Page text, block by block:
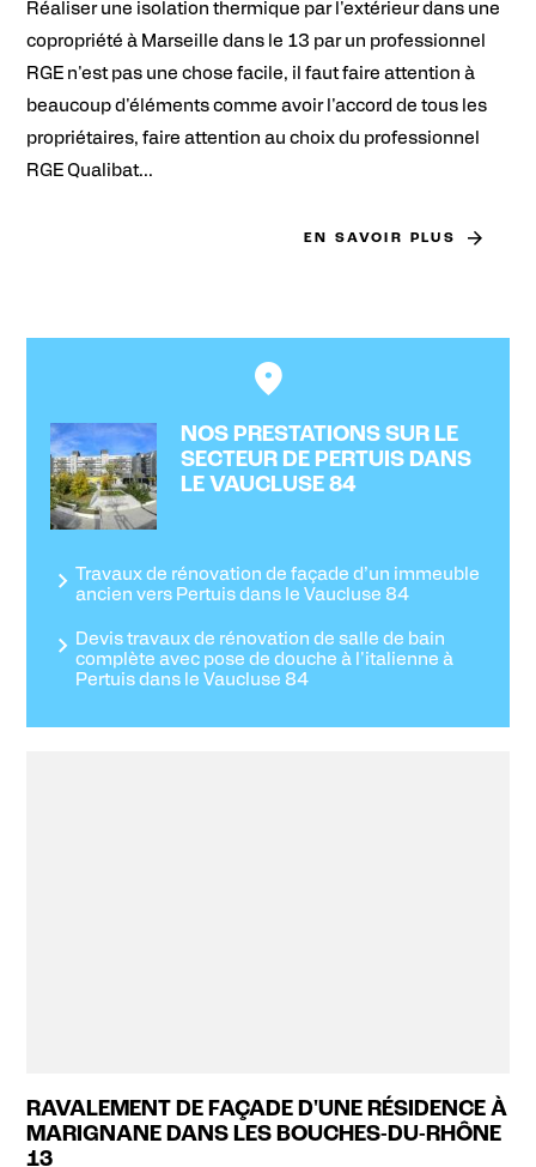
Réaliser une isolation thermique par l'extérieur dans une
copropriété à Marseille dans le 13 par un professionnel
RGE n'est pas une chose facile, il faut faire attention à
beaucoup d'éléments comme avoir l'accord de tous les
propriétaires, faire attention au choix du professionnel
RGE Qualibat...
EN SAVOIR PLUS
NOS PRESTATIONS SUR LE
SECTEUR DE PERTUIS DANS
LE VAUCLUSE 84
Travaux de rénovation de façade d’un immeuble
ancien vers Pertuis dans le Vaucluse 84
Devis travaux de rénovation de salle de bain
complète avec pose de douche à l'italienne à
Pertuis dans le Vaucluse 84
RAVALEMENT DE FAÇADE D'UNE RÉSIDENCE À
MARIGNANE DANS LES BOUCHES-DU-RHÔNE
13